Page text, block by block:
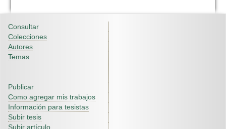
Consultar
Colecciones
Autores
Temas
Publicar
Como agregar mis trabajos
Información para tesistas
Subir tesis
Subir artículo